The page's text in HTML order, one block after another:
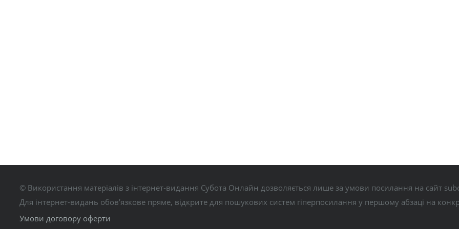
© Використання матеріалів з інтернет-видання Субота Онлайн дозволяється лише за умови посилання на сайт
Для інтернет-видань обов’язкове пряме, відкрите для пошукових систем гіперпосилання у першому абзаці на
Умови договору оферти